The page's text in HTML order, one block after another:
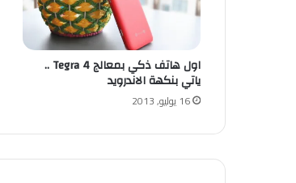
اول هاتف ذكي بمعالج Tegra 4 ..
ياتي بنكهة الاندرويد
16 يوليو, 2013